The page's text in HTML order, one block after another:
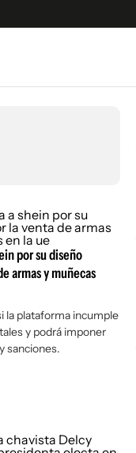
por su diseño
armas y muñecas
la plataforma incumple
y podrá imponer
sanciones.